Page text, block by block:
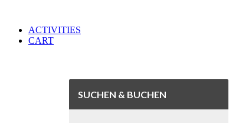
ACTIVITIES
CART
SUCHEN & BUCHEN